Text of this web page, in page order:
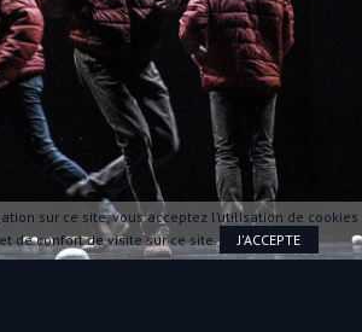
sur ce site, vous acceptez l’utilisation de cookies
de confort de visite sur ce site.
J'ACCEPTE